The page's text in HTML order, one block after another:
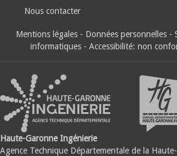
Nous contacter
Mentions légales - Données personnelles -
informatiques - Accessibilité: non
Haute-Garonne Ingénierie
Agence Technique Départementale de la